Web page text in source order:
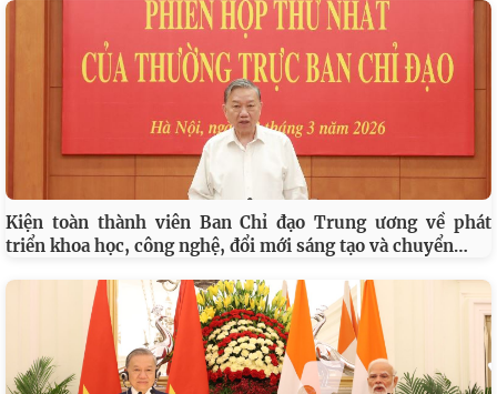
Kiện toàn thành viên Ban Chỉ đạo Trung ương về phát
triển khoa học, công nghệ, đổi mới sáng tạo và chuyển…